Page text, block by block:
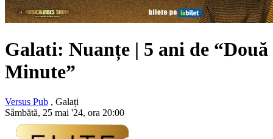
Galati: Nuanțe | 5 ani de “Două
Minute”
Versus Pub , Galați
Sâmbătă, 25 mai '24, ora 20:00